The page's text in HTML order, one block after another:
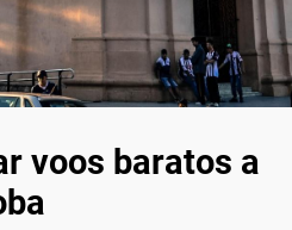
voos baratos a